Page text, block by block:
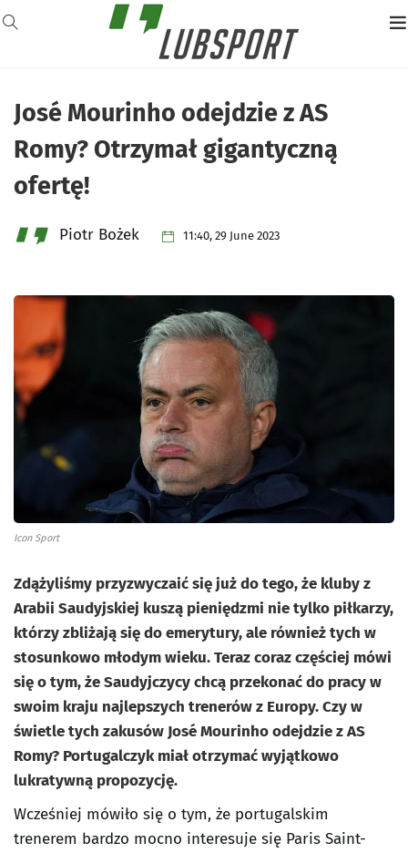
José Mourinho odejdzie z AS
Romy? Otrzymał gigantyczną
ofertę!
Piotr Bożek 11:40, 29 June 2023
Icon Sport
Zdążyliśmy przyzwyczaić się już do tego, że kluby z
Arabii Saudyjskiej kuszą pieniędzmi nie tylko piłkarzy,
którzy zbliżają się do emerytury, ale również tych w
stosunkowo młodym wieku. Teraz coraz częściej mówi
się o tym, że Saudyjczycy chcą przekonać do pracy w
swoim kraju najlepszych trenerów z Europy. Czy w
świetle tych zakusów José Mourinho odejdzie z AS
Romy? Portugalczyk miał otrzymać wyjątkowo
lukratywną propozycję.
Wcześniej mówiło się o tym, że portugalskim
trenerem bardzo mocno interesuje się Paris Saint-